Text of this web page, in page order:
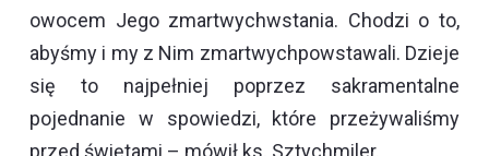
owocem Jego zmartwychwstania. Chodzi o to,
abyśmy i my z Nim zmartwychpowstawali. Dzieje
się to najpełniej poprzez sakramentalne
pojednanie w spowiedzi, które przeżywaliśmy
przed świętami – mówił ks. Sztychmiler.